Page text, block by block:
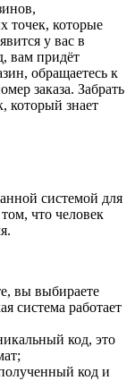
точек, которые
у вас в
вам придёт
обращаетесь к
заказа. Забрать
который знает
системой для
что человек
вы выбираете
система работает
код, это
код и